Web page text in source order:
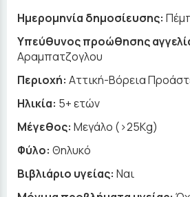
Ημερομηνία δημοσίευσης:
Yπεύθυνος προώθησης
Αραμπατζογλου
Περιοχή: Αττική-Βόρεια
Ηλικία: 5+ ετών
Μέγεθος: Μεγάλο (>25Kg)
Φύλο: Θηλυκό
Βιβλιάριο υγείας: Ναι